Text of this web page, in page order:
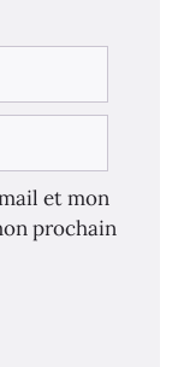
et mon
prochain